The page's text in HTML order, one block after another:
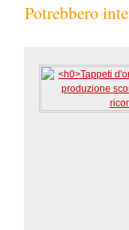
Potrebbero